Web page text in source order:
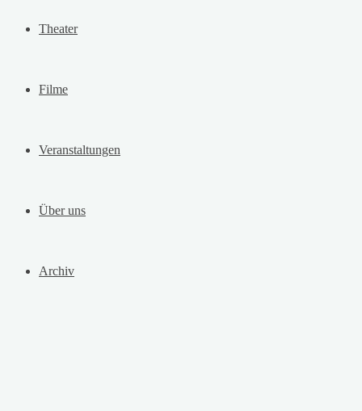
Theater
Filme
Veranstaltungen
Über uns
Archiv